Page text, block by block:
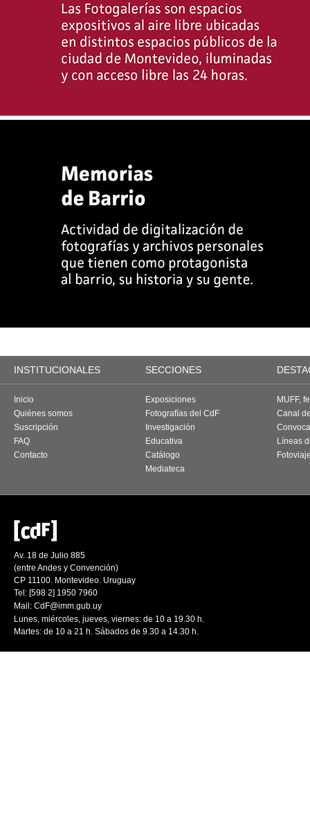
INSTITUCIONALES SECCIONES
Inicio
Quiénes somos
Suscripción
FAQ
Contacto
Exposiciones
Fotografías del CdF
Investigación
Educativa
Catálogo
Mediateca
MUFF,
Canal
Líneas
Av. 18 de Julio 885
(entre Andes y Convención)
CP 11100. Montevideo. Uruguay
Tel: [598 2] 1950 7960
Mail: CdF@imm.gub.uy
Lunes, miércoles, jueves, viernes: de 10 a 19.30 h.
Martes: de 10 a 21 h. Sábados de 9.30 a 14.30 h.